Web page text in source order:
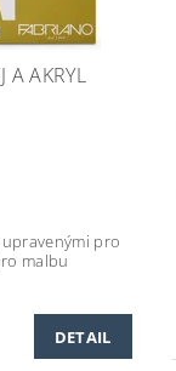
A AKRYL
pro
malbu
DETAIL